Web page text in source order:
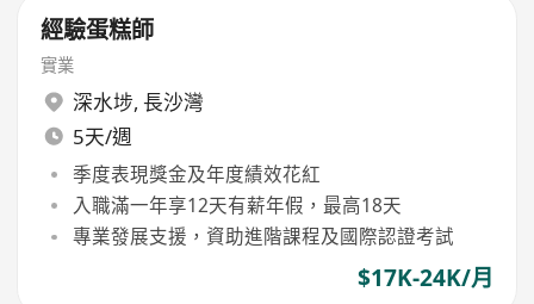
經驗蛋糕師
實業
深水埗, 長沙灣
5天/週
季度表現獎金及年度績效花紅
入職滿一年享12天有薪年假，最高18天
專業發展支援，資助進階課程及國際認證考試
$17K-24K/月